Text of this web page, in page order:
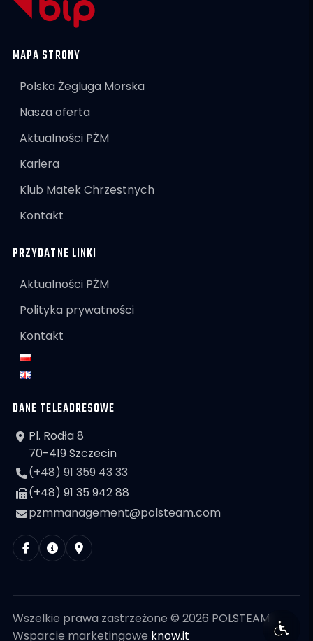
MAPA STRONY
Polska Żegluga Morska
Nasza oferta
Aktualności PŻM
Kariera
Klub Matek Chrzestnych
Kontakt
PRZYDATNE LINKI
Aktualności PŻM
Polityka prywatności
Kontakt
DANE TELEADRESOWE
Pl. Rodła 8
70-419 Szczecin
(+48) 91 359 43 33
(+48) 91 35 942 88
pzmmanagement@polsteam.com
Wszelkie prawa zastrzeżone © 2026 POLSTEAM
Wsparcie marketingowe know.it